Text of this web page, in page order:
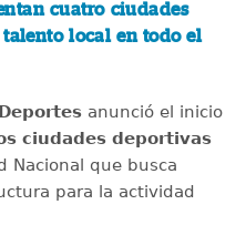
cuatro ciudades
local en todo el
anunció el inicio
ciudades deportivas
Nacional que busca
para la actividad